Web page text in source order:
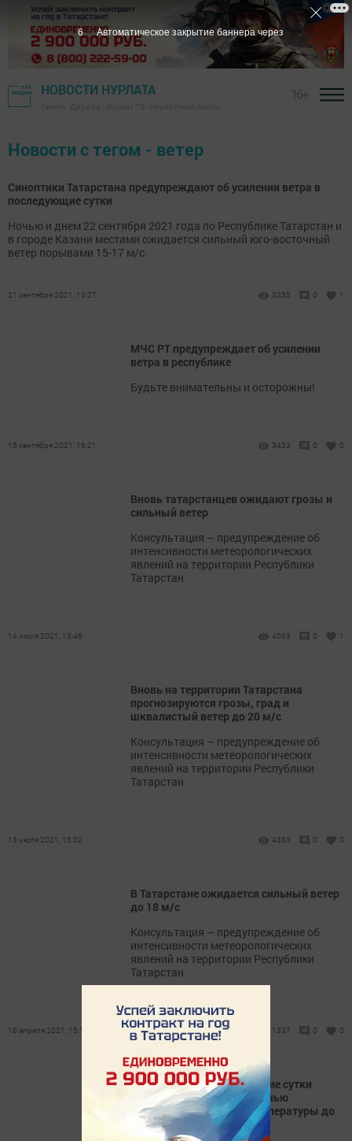
НОВОСТИ НУРЛАТА
Новости с тегом - ветер
Синоптики Татарстана предупреждают об усилении ветра в
последующие сутки
Ночью и днем 22 сентября 2021 года по Республике Татарстан и
в городе Казани местами ожидается сильный юго-восточный
ветер порывами 15-17 м/с.
21 сентября 2021, 13:27 3335 0 1
МЧС РТ предупреждает об усилении
ветра в республике
Будьте внимательны и осторожны!
15 сентября 2021, 16:21 3433 0 0
Вновь татарстанцев ожидают грозы и
сильный ветер
​​​​​​​Консультация – предупреждение об
интенсивности метеорологических
явлений на территории Республики
Татарстан
14 июля 2021, 13:46 4093 0 1
Вновь на территории Татарстана
прогнозируются грозы, град и
шквалистый ветер до 20 м/с
​​​​​​​Консультация – предупреждение об
интенсивности метеорологических
явлений на территории Республики
Татарстан
13 июля 2021, 15:32 4383 0 0
В Татарстане ожидается сильный ветер
до 18 м/с
Консультация – предупреждение об
интенсивности метеорологических
явлений на территории Республики
Татарстан
18 апреля 2021, 15:15 1337 0 0
В Татарстане в предстоящие сутки
осадков не ожидается, ночью
возможно понижение температуры до
-17
6 Автоматическое закрытие баннера через